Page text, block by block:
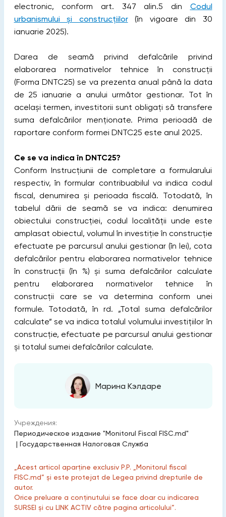
electronic, conform art. 347 alin.5 din Codul
urbanismului și construcțiilor(în vigoare din 30
ianuarie 2025).
Darea de seamă privind defalcările privind
elaborarea normativelor tehnice în construcții
(Forma DNTC25) se va prezenta anual până la data
de 25 ianuarie a anului următor gestionar. Tot în
același termen, investitorii sunt obligați să transfere
suma defalcărilor menționate. Prima perioadă de
raportare conform formei DNTC25 este anul 2025.
Ce se va indica în DNTC25?
Conform Instrucțiunii de completare a formularului
respectiv, în formular contribuabilul va indica codul
fiscal, denumirea și perioada fiscală. Totodată, în
tabelul dării de seamă se va indica: denumirea
obiectului construcției, codul localității unde este
amplasat obiectul, volumul în investiție în construcție
efectuate pe parcursul anului gestionar (în lei), cota
defalcărilor pentru elaborarea normativelor tehnice
în construcții (în %) și suma defalcărilor calculate
pentru elaborarea normativelor tehnice în
construcții care se va determina conform unei
formule. Totodată, în rd. „Total suma defalcărilor
calculate” se va indica totalul volumului investițiilor în
construcție, efectuate pe parcursul anului gestionar
și totalul sumei defalcărilor calculate.
Марина Кэлдаре
Учреждения:
Периодическое издание "Monitorul Fiscal FISC.md"
| Государственная Налоговая Служба
„Acest articol aparține exclusiv P.P. „Monitorul fiscal
FISC.md” și este protejat de Legea privind drepturile de
autor.
Orice preluare a conținutului se face doar cu indicarea
SURSEI și cu LINK ACTIV către pagina articolului”.